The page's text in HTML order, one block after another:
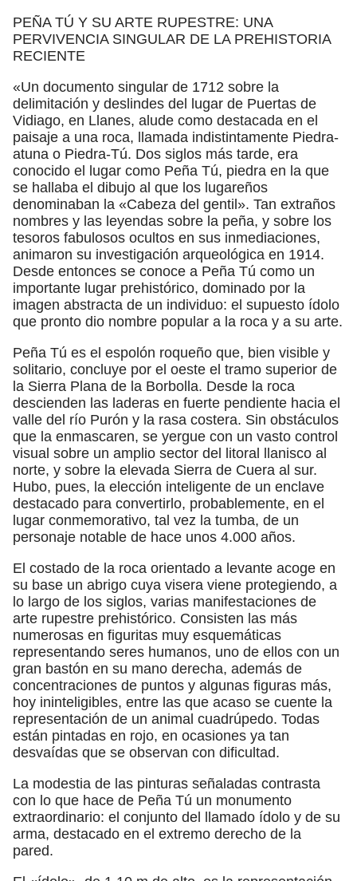
PEÑA TÚ Y SU ARTE RUPESTRE: UNA
PERVIVENCIA SINGULAR DE LA PREHISTORIA
RECIENTE
«Un documento singular de 1712 sobre la
delimitación y deslindes del lugar de Puertas de
Vidiago, en Llanes, alude como destacada en el
paisaje a una roca, llamada indistintamente Piedra-
atuna o Piedra-Tú. Dos siglos más tarde, era
conocido el lugar como Peña Tú, piedra en la que
se hallaba el dibujo al que los lugareños
denominaban la «Cabeza del gentil». Tan extraños
nombres y las leyendas sobre la peña, y sobre los
tesoros fabulosos ocultos en sus inmediaciones,
animaron su investigación arqueológica en 1914.
Desde entonces se conoce a Peña Tú como un
importante lugar prehistórico, dominado por la
imagen abstracta de un individuo: el supuesto ídolo
que pronto dio nombre popular a la roca y a su arte.
Peña Tú es el espolón roqueño que, bien visible y
solitario, concluye por el oeste el tramo superior de
la Sierra Plana de la Borbolla. Desde la roca
descienden las laderas en fuerte pendiente hacia el
valle del río Purón y la rasa costera. Sin obstáculos
que la enmascaren, se yergue con un vasto control
visual sobre un amplio sector del litoral llanisco al
norte, y sobre la elevada Sierra de Cuera al sur.
Hubo, pues, la elección inteligente de un enclave
destacado para convertirlo, probablemente, en el
lugar conmemorativo, tal vez la tumba, de un
personaje notable de hace unos 4.000 años.
El costado de la roca orientado a levante acoge en
su base un abrigo cuya visera viene protegiendo, a
lo largo de los siglos, varias manifestaciones de
arte rupestre prehistórico. Consisten las más
numerosas en figuritas muy esquemáticas
representando seres humanos, uno de ellos con un
gran bastón en su mano derecha, además de
concentraciones de puntos y algunas figuras más,
hoy ininteligibles, entre las que acaso se cuente la
representación de un animal cuadrúpedo. Todas
están pintadas en rojo, en ocasiones ya tan
desvaídas que se observan con dificultad.
La modestia de las pinturas señaladas contrasta
con lo que hace de Peña Tú un monumento
extraordinario: el conjunto del llamado ídolo y de su
arma, destacado en el extremo derecho de la
pared.